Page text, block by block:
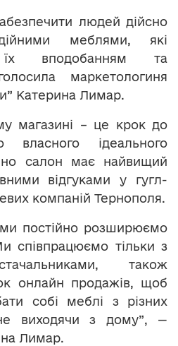
людей дійсно
меблями, які
їх вподобанням та
маркетологиня
Катерина Лимар.
магазині – це крок до
власного ідеального
салон має найвищий
відгуками у гугл-
компаній Тернополя.
постійно розширюємо
співпрацюємо тільки з
також
онлайн продажів, щоб
собі меблі з різних
не виходячи з дому”, —
Лимар.